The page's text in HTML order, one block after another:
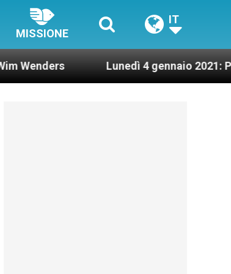
MISSIONE
IT
Lunedì 4 gennaio 2021: Possesso